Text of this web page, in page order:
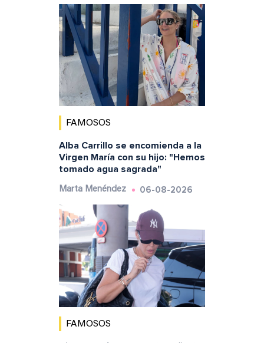
FAMOSOS
Alba Carrillo se encomienda a la
Virgen María con su hijo: "Hemos
tomado agua sagrada"
Marta Menéndez 06-08-2026
FAMOSOS